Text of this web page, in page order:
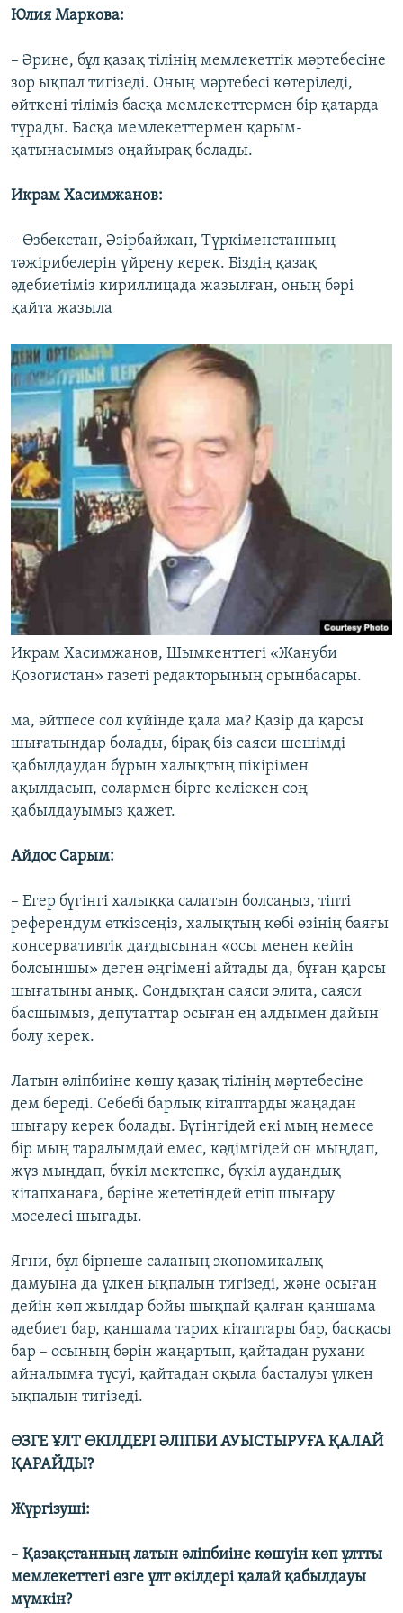
Юлия Маркова:
– Әрине, бұл қазақ тілінің мемлекеттік мәртебесіне
зор ықпал тигізеді. Оның мәртебесі көтеріледі,
өйткені тіліміз басқа мемлекеттермен бір қатарда
тұрады. Басқа мемлекеттермен қарым-
қатынасымыз оңайырақ болады.
Икрам Хасимжанов:
– Өзбекстан, Әзірбайжан, Түркіменстанның
тәжірибелерін үйрену керек. Біздің қазақ
әдебиетіміз кириллицада жазылған, оның бәрі
қайта жазыла
Икрам Хасимжанов, Шымкенттегі «Жануби
Қозогистан» газеті редакторының орынбасары.
ма, әйтпесе сол күйінде қала ма? Қазір да қарсы
шығатындар болады, бірақ біз саяси шешімді
қабылдаудан бұрын халықтың пікірімен
ақылдасып, солармен бірге келіскен соң
қабылдауымыз қажет.
Айдос Сарым:
– Егер бүгінгі халыққа салатын болсаңыз, тіпті
референдум өткізсеңіз, халықтың көбі өзінің баяғы
консервативтік дағдысынан «осы менен кейін
болсыншы» деген әңгімені айтады да, бұған қарсы
шығатыны анық. Сондықтан саяси элита, саяси
басшымыз, депутаттар осыған ең алдымен дайын
болу керек.
Латын әліпбиіне көшу қазақ тілінің мәртебесіне
дем береді. Себебі барлық кітаптарды жаңадан
шығару керек болады. Бүгінгідей екі мың немесе
бір мың таралымдай емес, кәдімгідей он мыңдап,
жүз мыңдап, бүкіл мектепке, бүкіл аудандық
кітапханаға, бәріне жететіндей етіп шығару
мәселесі шығады.
Яғни, бұл бірнеше саланың экономикалық
дамуына да үлкен ықпалын тигізеді, және осыған
дейін көп жылдар бойы шықпай қалған қаншама
әдебиет бар, қаншама тарих кітаптары бар, басқасы
бар – осының бәрін жаңартып, қайтадан рухани
айналымға түсуі, қайтадан оқыла басталуы үлкен
ықпалын тигізеді.
ӨЗГЕ ҰЛТ ӨКІЛДЕРІ ӘЛІПБИ АУЫСТЫРУҒА ҚАЛАЙ
ҚАРАЙДЫ?
Жүргізуші:
– Қазақстанның латын әліпбиіне көшуін көп ұлтты
мемлекеттегі өзге ұлт өкілдері қалай қабылдауы
мүмкін?